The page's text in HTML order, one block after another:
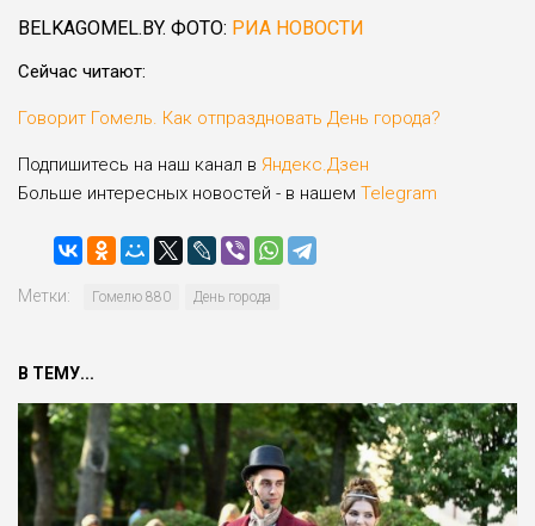
BELKAGOMEL.BY. ФОТО: РИА НОВОСТИ
Сейчас читают:
Говорит Гомель. Как отпраздновать День города?
Подпишитесь на наш канал в Яндекс.Дзен
Больше интересных новостей - в нашем Telegram
Метки: Гомелю 880 День города
В ТЕМУ...